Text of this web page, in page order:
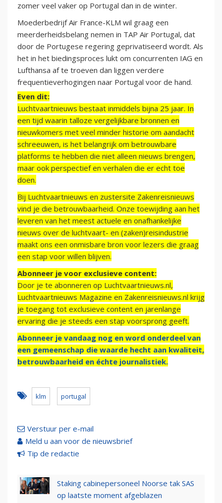
zomer veel vaker op Portugal dan in de winter.
Moederbedrijf Air France-KLM wil graag een
meerderheidsbelang nemen in TAP Air Portugal, dat
door de Portugese regering geprivatiseerd wordt. Als
het in het biedingsproces lukt om concurrenten IAG en
Lufthansa af te troeven dan liggen verdere
frequentieverhogingen naar Portugal voor de hand.
Even dit:
Luchtvaartnieuws bestaat inmiddels bijna 25 jaar. In
een tijd waarin talloze vergelijkbare bronnen en
nieuwkomers met veel minder historie om aandacht
schreeuwen, is het belangrijk om betrouwbare
platforms te hebben die niet alleen nieuws brengen,
maar ook perspectief en verhalen die er echt toe
doen.
Bij Luchtvaartnieuws en zustersite Zakenreisnieuws
vind je die betrouwbaarheid. Onze toewijding aan het
leveren van het meest actuele en onafhankelijke
nieuws over de luchtvaart- en (zaken)reisindustrie
maakt ons een onmisbare bron voor lezers die graag
een stap voor willen blijven.
Abonneer je voor exclusieve content:
Door je te abonneren op Luchtvaartnieuws.nl,
Luchtvaartnieuws Magazine en Zakenreisnieuws.nl krijg
je toegang tot exclusieve content en jarenlange
ervaring die je steeds een stap voorsprong geeft.
Abonneer je vandaag nog en word onderdeel van
een gemeenschap die waarde hecht aan kwaliteit,
betrouwbaarheid en échte journalistiek.
klm portugal
Verstuur per e-mail
Meld u aan voor de nieuwsbrief
Tip de redactie
Staking cabinepersoneel Noorse tak SAS
op laatste moment afgeblazen